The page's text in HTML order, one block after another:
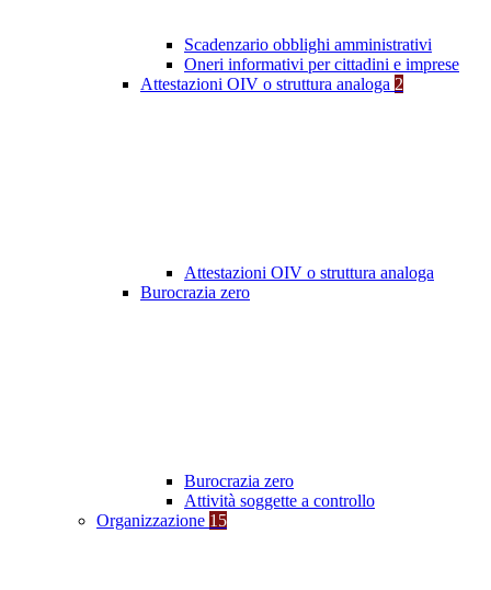
Scadenzario obblighi amministrativi
Oneri informativi per cittadini e imprese
Attestazioni OIV o struttura analoga 2
Attestazioni OIV o struttura analoga
Burocrazia zero
Burocrazia zero
Attività soggette a controllo
Organizzazione 15